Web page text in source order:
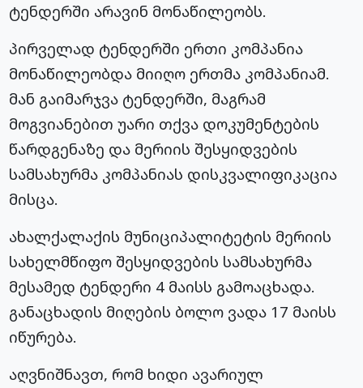
ტენდერში არავინ მონაწილეობს.
პირველად ტენდერში ერთი კომპანია
მონაწილეობდა მიიღო ერთმა კომპანიამ.
მან გაიმარჯვა ტენდერში, მაგრამ
მოგვიანებით უარი თქვა დოკუმენტების
წარდგენაზე და მერიის შესყიდვების
სამსახურმა კომპანიას დისკვალიფიკაცია
მისცა.
ახალქალაქის მუნიციპალიტეტის მერიის
სახელმწიფო შესყიდვების სამსახურმა
მესამედ ტენდერი 4 მაისს გამოაცხადა.
განაცხადის მიღების ბოლო ვადა 17 მაისს
იწურება.
აღვნიშნავთ, რომ ხიდი ავარიულ